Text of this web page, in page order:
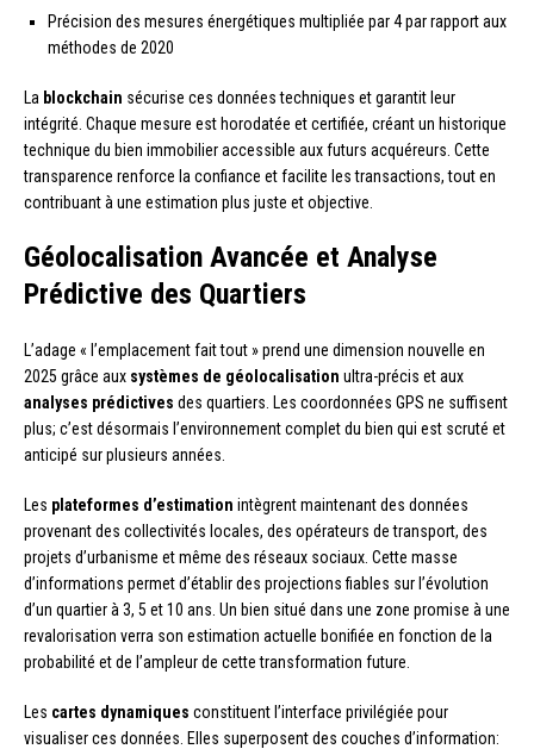
Précision des mesures énergétiques multipliée par 4 par rapport aux
méthodes de 2020
La blockchain sécurise ces données techniques et garantit leur
intégrité. Chaque mesure est horodatée et certifiée, créant un historique
technique du bien immobilier accessible aux futurs acquéreurs. Cette
transparence renforce la confiance et facilite les transactions, tout en
contribuant à une estimation plus juste et objective.
Géolocalisation Avancée et Analyse
Prédictive des Quartiers
L’adage « l’emplacement fait tout » prend une dimension nouvelle en
2025 grâce aux systèmes de géolocalisation ultra-précis et aux
analyses prédictives des quartiers. Les coordonnées GPS ne suffisent
plus; c’est désormais l’environnement complet du bien qui est scruté et
anticipé sur plusieurs années.
Les plateformes d’estimation intègrent maintenant des données
provenant des collectivités locales, des opérateurs de transport, des
projets d’urbanisme et même des réseaux sociaux. Cette masse
d’informations permet d’établir des projections fiables sur l’évolution
d’un quartier à 3, 5 et 10 ans. Un bien situé dans une zone promise à une
revalorisation verra son estimation actuelle bonifiée en fonction de la
probabilité et de l’ampleur de cette transformation future.
Les cartes dynamiques constituent l’interface privilégiée pour
visualiser ces données. Elles superposent des couches d’information: